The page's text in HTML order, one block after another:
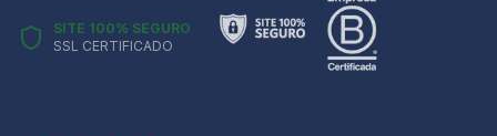
SITE 100% SEGURO
SSL CERTIFICADO